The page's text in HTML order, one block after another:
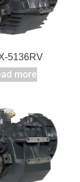
5136RV
more